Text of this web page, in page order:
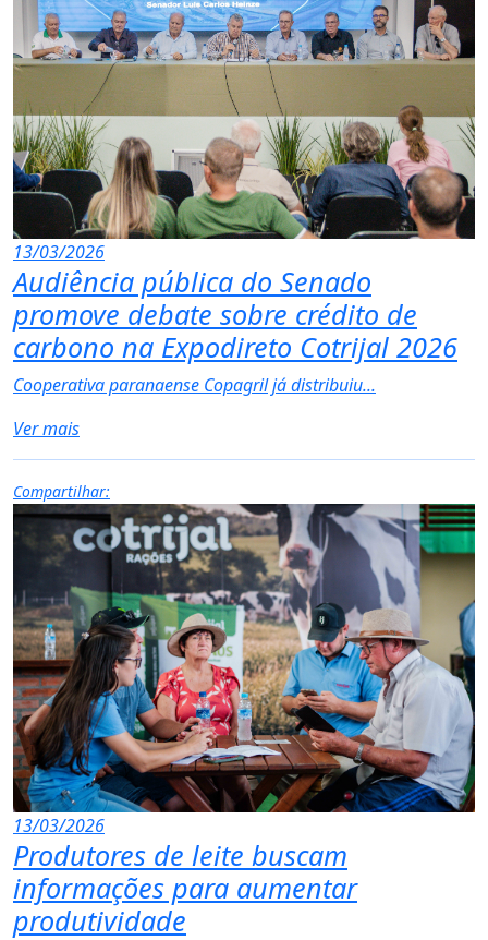
13/03/2026
Audiência pública do Senado
promove debate sobre crédito de
carbono na Expodireto Cotrijal 2026
Cooperativa paranaense Copagril já distribuiu...
Ver mais
Compartilhar:
13/03/2026
Produtores de leite buscam
informações para aumentar
produtividade